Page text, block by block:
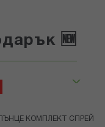
🆕
КОМПЛЕКТ СПРЕЙ